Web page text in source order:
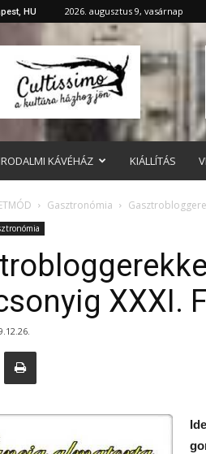
HU 2026. augusztus 9, vasárnap
KÁVÉHÁZ KIÁLLÍTÁS
Gasztronómia
XXXI.